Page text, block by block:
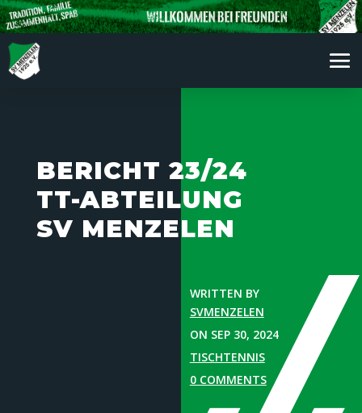
BERICHT 23/24
TT-ABTEILUNG
SV MENZELEN
WRITTEN BY
SVMENZELEN
ON SEP 30, 2024
TISCHTENNIS
0 COMMENTS